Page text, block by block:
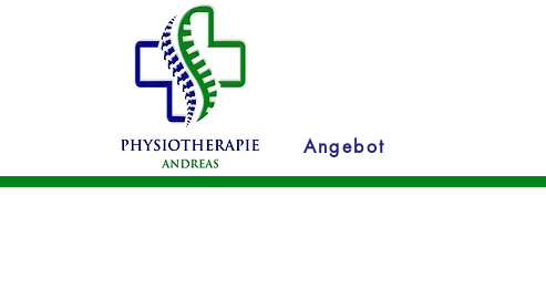
Angebot